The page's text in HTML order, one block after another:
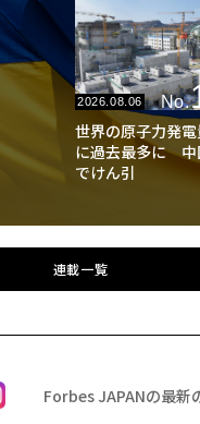
2026.08.06 No.
世界の原子力発
に過去最多に 中
でけん引
連載一覧
Forbes JAPANの最新